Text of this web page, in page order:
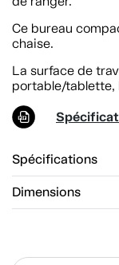
Ce bureau
chaise.
La surface de
portable/tablette,
Spécifications
Dimensions